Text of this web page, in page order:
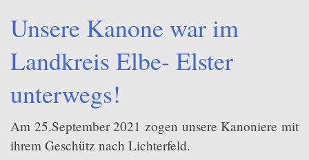
Die Präsidentin gibt ab.
Schützenfest
3. Pokal für halbautomatische Büchsen
7. Lützowpokal
Unsere Kanone war im
Landkreis Elbe- Elster
unterwegs!
Am 25.September 2021 zogen unsere Kanoniere mit
ihrem Geschütz nach Lichterfeld.